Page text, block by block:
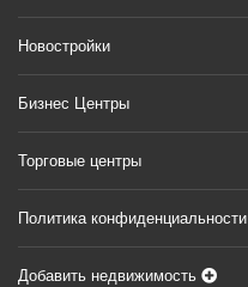
Новостройки
Бизнес Центры
Торговые центры
Политика конфиденциальности
Добавить недвижимость